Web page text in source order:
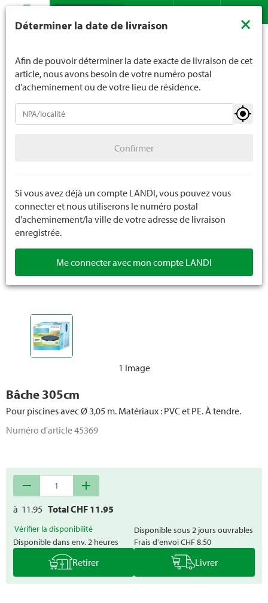
Recherche
1 Image
Bâche 305cm
Pour piscines avec Ø 3,05 m. Matériaux : PVC et PE. À tendre.
Numéro d'article45369
remove add
à 11.95 Total CHF 11.95
Vérifier la disponibilité
Disponible dans env. 2 heures
Disponible sous 2 jours ouvrables
Frais d'envoiCHF 8.50
Retirer Livrer
Piscines
Bassins de piscine
Accessoires pour piscines
Spa
Sports nautiques
Déterminer la date de livraison ×
Afin de pouvoir déterminer la date exacte de livraison de cet
article, nous avons besoin de votre numéro postal
d'acheminement ou de votre lieu de résidence.
Confirmer
Si vous avez déjà un compte LANDI, vous pouvez vous
connecter et nous utiliserons le numéro postal
d'acheminement/la ville de votre adresse de livraison
enregistrée.
Me connecter avec mon compte LANDI
moins de 16 ans. La limite d'âge est de 18 ans pour les
nous indiquez votre âge de manière contraignante.